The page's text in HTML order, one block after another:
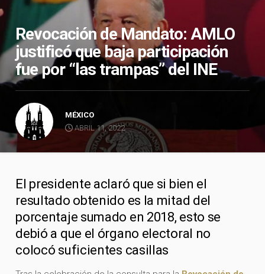
Revocación de Mandato: AMLO
justificó que baja participación
fue por “las trampas” del INE
MÉXICO
ABRIL 11, 2022
El presidente aclaró que si bien el
resultado obtenido es la mitad del
porcentaje sumado en 2018, esto se
debió a que el órgano electoral no
colocó suficientes casillas